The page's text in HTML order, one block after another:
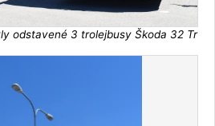
odstavené 3 trolejbusy Škoda 32 Tr